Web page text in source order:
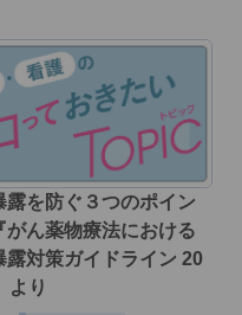
露を防ぐ３つのポイン
がん薬物療法における
露対策ガイドライン 20
より